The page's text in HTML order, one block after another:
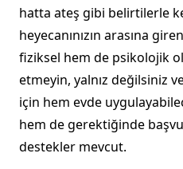
hatta ateş gibi belirtilerle
heyecanınızın arasına
fiziksel hem de psikolojik
etmeyin, yalnız değilsiniz
için hem evde
hem de gerektiğinde
destekler mevcut.